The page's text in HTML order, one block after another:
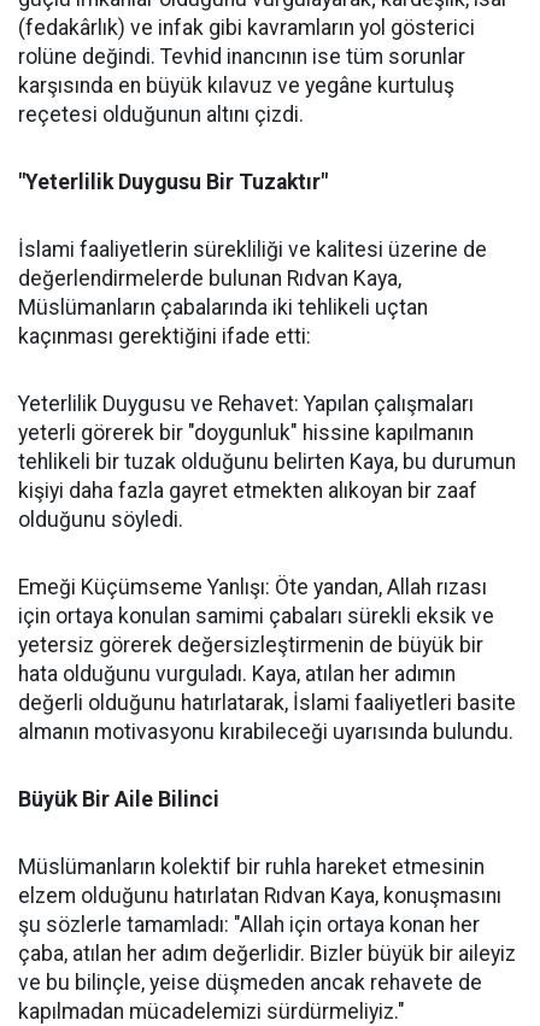
(fedakârlık) ve infak gibi kavramların yol gösterici
rolüne değindi. Tevhid inancının ise tüm sorunlar
karşısında en büyük kılavuz ve yegâne kurtuluş
reçetesi olduğunun altını çizdi.
"Yeterlilik Duygusu Bir Tuzaktır"
İslami faaliyetlerin sürekliliği ve kalitesi üzerine de
değerlendirmelerde bulunan Rıdvan Kaya,
Müslümanların çabalarında iki tehlikeli uçtan
kaçınması gerektiğini ifade etti:
Yeterlilik Duygusu ve Rehavet: Yapılan çalışmaları
yeterli görerek bir "doygunluk" hissine kapılmanın
tehlikeli bir tuzak olduğunu belirten Kaya, bu durumun
kişiyi daha fazla gayret etmekten alıkoyan bir zaaf
olduğunu söyledi.
Emeği Küçümseme Yanlışı: Öte yandan, Allah rızası
için ortaya konulan samimi çabaları sürekli eksik ve
yetersiz görerek değersizleştirmenin de büyük bir
hata olduğunu vurguladı. Kaya, atılan her adımın
değerli olduğunu hatırlatarak, İslami faaliyetleri basite
almanın motivasyonu kırabileceği uyarısında bulundu.
Büyük Bir Aile Bilinci
Müslümanların kolektif bir ruhla hareket etmesinin
elzem olduğunu hatırlatan Rıdvan Kaya, konuşmasını
şu sözlerle tamamladı: "Allah için ortaya konan her
çaba, atılan her adım değerlidir. Bizler büyük bir aileyiz
ve bu bilinçle, yeise düşmeden ancak rehavete de
kapılmadan mücadelemizi sürdürmeliyiz."